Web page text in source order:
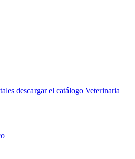
descargar el catálogo Veterinaria